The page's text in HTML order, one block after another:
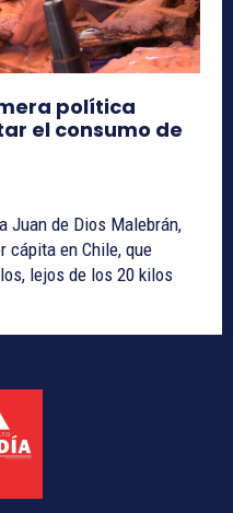
política
el consumo de
Juan de Dios Malebrán,
cápita en Chile, que
lejos de los 20 kilos